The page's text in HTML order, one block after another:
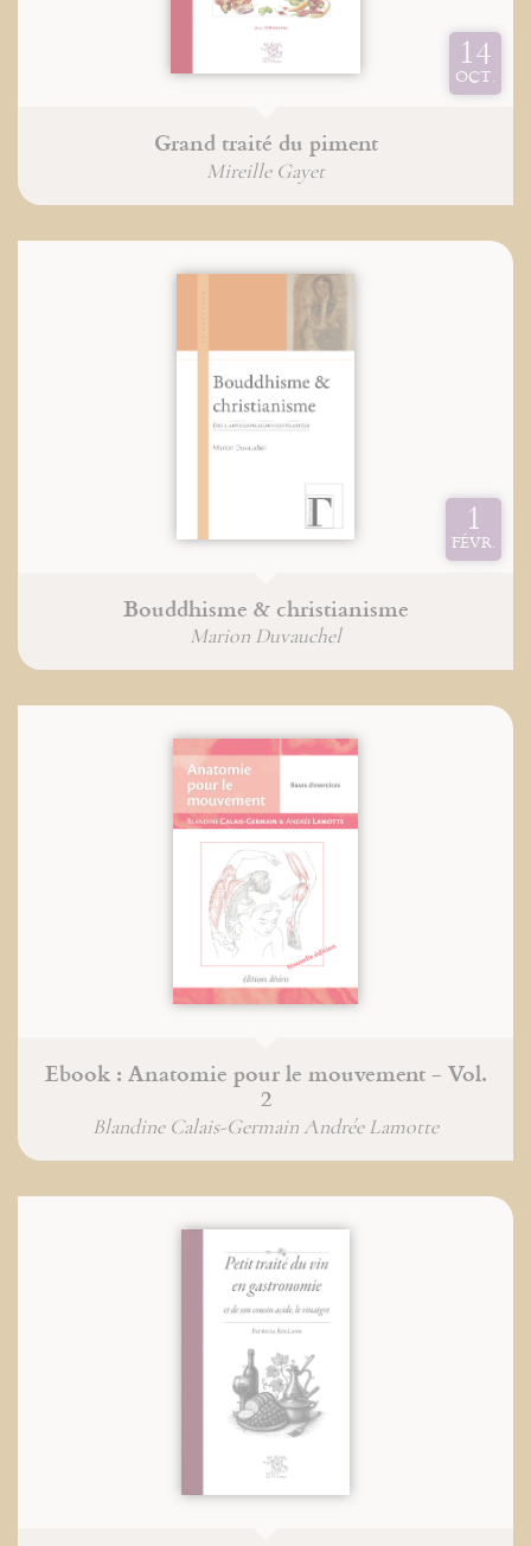
14
OCT.
Grand traité du piment
Mireille Gayet
1
FÉVR.
Bouddhisme & christianisme
Marion Duvauchel
Ebook : Anatomie pour le mouvement - Vol.
2
Blandine Calais-Germain Andrée Lamotte